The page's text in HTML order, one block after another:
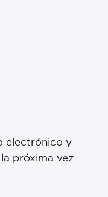
electrónico y
próxima vez